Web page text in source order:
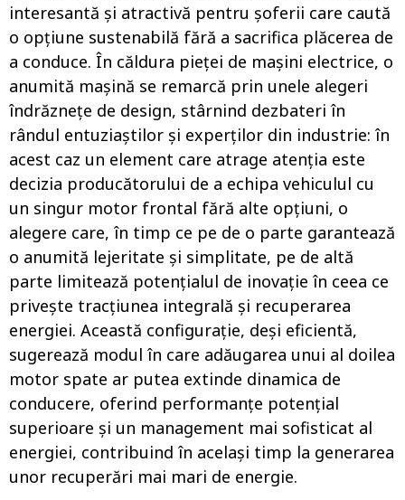
interesantă și atractivă pentru șoferii care caută
o opțiune sustenabilă fără a sacrifica plăcerea de
a conduce. În căldura pieței de mașini electrice, o
anumită mașină se remarcă prin unele alegeri
îndrăznețe de design, stârnind dezbateri în
rândul entuziaștilor și experților din industrie: în
acest caz un element care atrage atenția este
decizia producătorului de a echipa vehiculul cu
un singur motor frontal fără alte opțiuni, o
alegere care, în timp ce pe de o parte garantează
o anumită lejeritate și simplitate, pe de altă
parte limitează potențialul de inovație în ceea ce
privește tracțiunea integrală și recuperarea
energiei. Această configurație, deși eficientă,
sugerează modul în care adăugarea unui al doilea
motor spate ar putea extinde dinamica de
conducere, oferind performanțe potențial
superioare și un management mai sofisticat al
energiei, contribuind în același timp la generarea
unor recuperări mai mari de energie.